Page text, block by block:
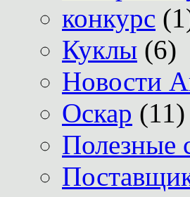
конкурс
Куклы (6)
Новости
Оскар (11)
Полезные